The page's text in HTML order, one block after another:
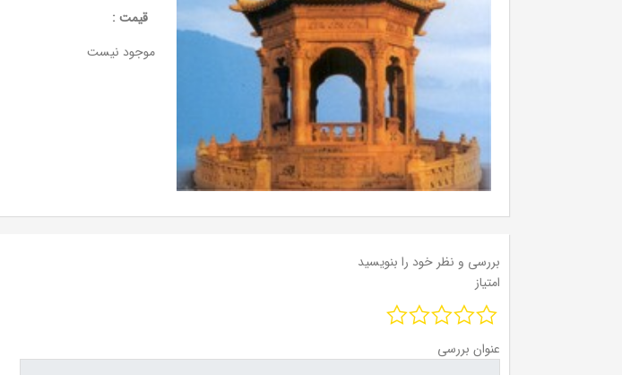
قيمت :
موجود نیست
بررسی و نظر خود را بنویسید
امتیاز
عنوان بررسی